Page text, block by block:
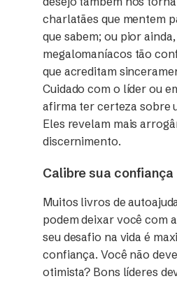
charlatães que mentem
que sabem; ou pior
megalomaníacos tão
que acreditam
Cuidado com o líder ou
afirma ter certeza sobre
Eles revelam mais
discernimento.
Calibre sua confiança
Muitos livros de
podem deixar você com
seu desafio na vida é
confiança. Você não
otimista? Bons líderes